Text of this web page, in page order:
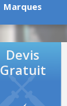
Marques
Devis
Gratuit